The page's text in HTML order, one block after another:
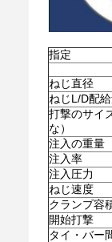
指定
ねじ直径
ねじL/D配
打撃のサイ
な）
注入の重量
注入率
注入圧力
ねじ速度
クランプ容
開始打撃
タイ・バー